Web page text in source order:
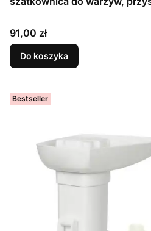
Cena
91,00 zł
Do koszyka
Bestseller